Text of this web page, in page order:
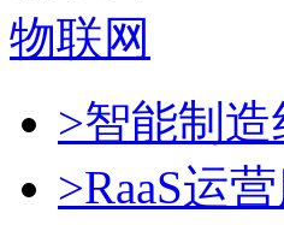
物联网
>智能制
>RaaS运